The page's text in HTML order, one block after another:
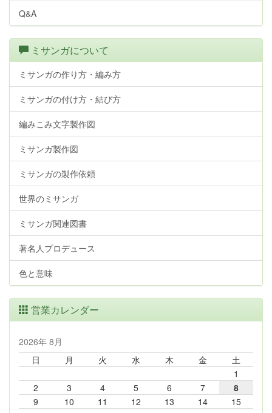
Q&A
ミサンガについて
ミサンガの作り方・編み方
ミサンガの付け方・結び方
編みこみ文字製作図
ミサンガ製作図
ミサンガの製作依頼
世界のミサンガ
ミサンガ関連図書
著名人プロデュース
色と意味
営業カレンダー
2026年 8月
日
月 火 水 木 金
土
1
2
3 4 5 6 7
8
9
10 11 12 13 14
15